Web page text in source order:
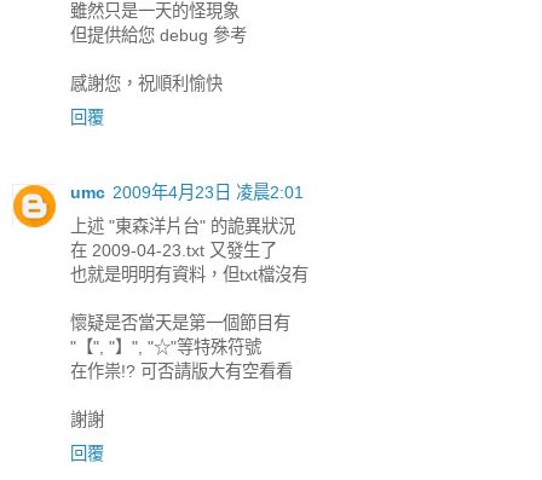
雖然只是一天的怪現象
但提供給您 debug 參考
感謝您，祝順利愉快
回覆
umc 2009年4月23日 凌晨2:01
上述 "東森洋片台" 的詭異狀況
在 2009-04-23.txt 又發生了
也就是明明有資料，但txt檔沒有
懷疑是否當天是第一個節目有
"【", "】", "☆"等特殊符號
在作祟!? 可否請版大有空看看
謝謝
回覆